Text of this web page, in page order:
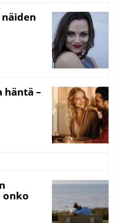
häntä –
onko